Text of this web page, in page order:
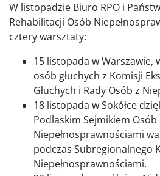
W listopadzie Biuro RPO i
Rehabilitacji Osób
cztery warsztaty:
15 listopada w Warszawie,
osób głuchych z Komisji
Głuchych i Rady Osób z
18 listopada w Sokółce
Podlaskim Sejmikiem Osób
Niepełnosprawnościami
podczas Subregionalnego
Niepełnosprawnościami.